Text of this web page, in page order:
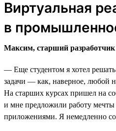
Виртуальная
в
Максим, старший
— Еще студентом я хотел
задачи — как, наверное, любой
На старших курсах пришел на
и мне предложили работу
приложениями. Я немедленно